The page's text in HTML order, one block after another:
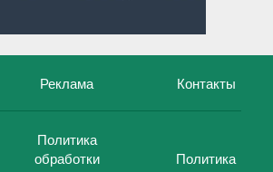
Реклама Контакты
Политика
обработки
Политика